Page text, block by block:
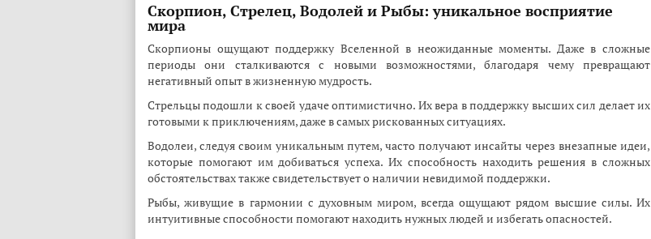
Скорпион, Стрелец, Водолей и Рыбы: уникальное восприятие
мира
Скорпионы ощущают поддержку Вселенной в неожиданные моменты. Даже в сложные
периоды они сталкиваются с новыми возможностями, благодаря чему превращают
негативный опыт в жизненную мудрость.
Стрельцы подошли к своей удаче оптимистично. Их вера в поддержку высших сил делает их
готовыми к приключениям, даже в самых рискованных ситуациях.
Водолеи, следуя своим уникальным путем, часто получают инсайты через внезапные идеи,
которые помогают им добиваться успеха. Их способность находить решения в сложных
обстоятельствах также свидетельствует о наличии невидимой поддержки.
Рыбы, живущие в гармонии с духовным миром, всегда ощущают рядом высшие силы. Их
интуитивные способности помогают находить нужных людей и избегать опасностей.